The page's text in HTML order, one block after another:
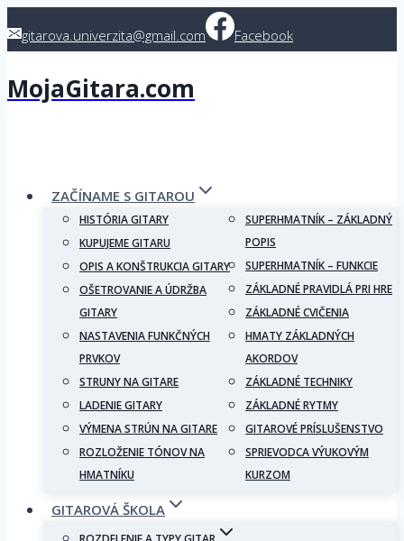
togitarova.univerzita@gmail.com Facebook
MojaGitara.com
ZAČÍNAME S GITAROU
HISTÓRIA GITARY
KUPUJEME GITARU
OPIS A KONŠTRUKCIA GITARY
OŠETROVANIE A ÚDRŽBA
GITARY
NASTAVENIA FUNKČNÝCH
PRVKOV
STRUNY NA GITARE
LADENIE GITARY
VÝMENA STRÚN NA GITARE
ROZLOŽENIE TÓNOV NA
HMATNÍKU
SUPERHMATNÍK – ZÁKLADNÝ
POPIS
SUPERHMATNÍK – FUNKCIE
ZÁKLADNÉ PRAVIDLÁ PRI HRE
ZÁKLADNÉ CVIČENIA
HMATY ZÁKLADNÝCH
AKORDOV
ZÁKLADNÉ TECHNIKY
ZÁKLADNÉ RYTMY
GITAROVÉ PRÍSLUŠENSTVO
SPRIEVODCA VÝUKOVÝM
KURZOM
GITAROVÁ ŠKOLA